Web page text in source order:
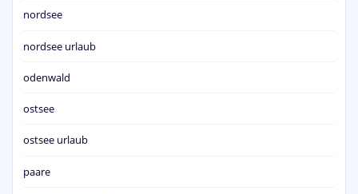
nordsee
nordsee urlaub
odenwald
ostsee
ostsee urlaub
paare